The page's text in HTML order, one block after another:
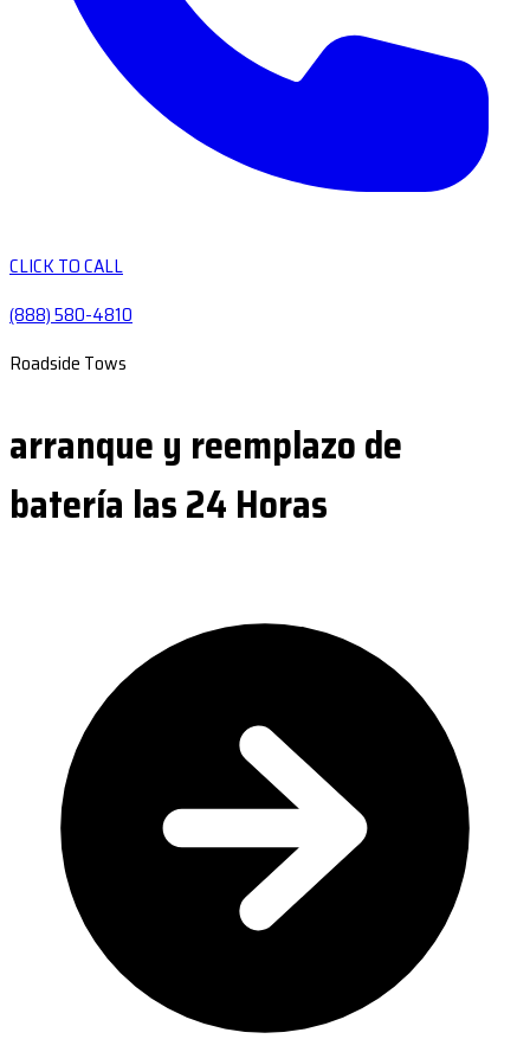
CLICK TO CALL
(888) 580-4810
Roadside Tows
arranque y reemplazo de
batería las 24 Horas